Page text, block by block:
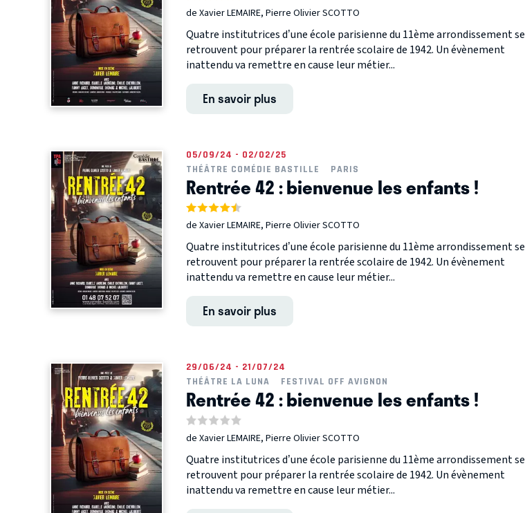
de Xavier LEMAIRE, Pierre Olivier SCOTTO
Quatre institutrices d’une école parisienne du 11ème arrondissement se
retrouvent pour préparer la rentrée scolaire de 1942. Un évènement
inattendu va remettre en cause leur métier...
En savoir plus
05/09/24 - 02/02/25
THÉÂTRE COMÉDIE BASTILLE
PARIS
Rentrée 42 : bienvenue les enfants !
de Xavier LEMAIRE, Pierre Olivier SCOTTO
Quatre institutrices d’une école parisienne du 11ème arrondissement se
retrouvent pour préparer la rentrée scolaire de 1942. Un évènement
inattendu va remettre en cause leur métier...
En savoir plus
29/06/24 - 21/07/24
THÉÂTRE LA LUNA
FESTIVAL OFF AVIGNON
Rentrée 42 : bienvenue les enfants !
de Xavier LEMAIRE, Pierre Olivier SCOTTO
Quatre institutrices d’une école parisienne du 11ème arrondissement se
retrouvent pour préparer la rentrée scolaire de 1942. Un évènement
inattendu va remettre en cause leur métier...